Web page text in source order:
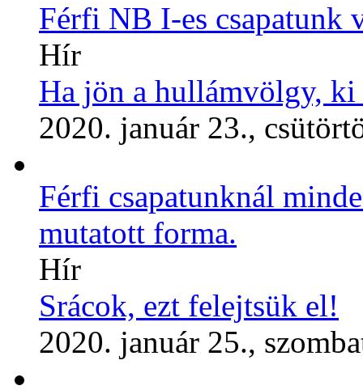
Férfi NB I-es csapatunk
Hír
Ha jön a hullámvölgy,
2020. január 23.,
Férfi csapatunknál
mutatott forma.
Hír
Srácok, ezt felejtsük el!
2020. január 25.,